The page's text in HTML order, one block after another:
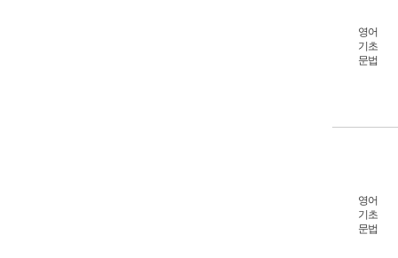
영어
기초
문법
영어
기초
문법